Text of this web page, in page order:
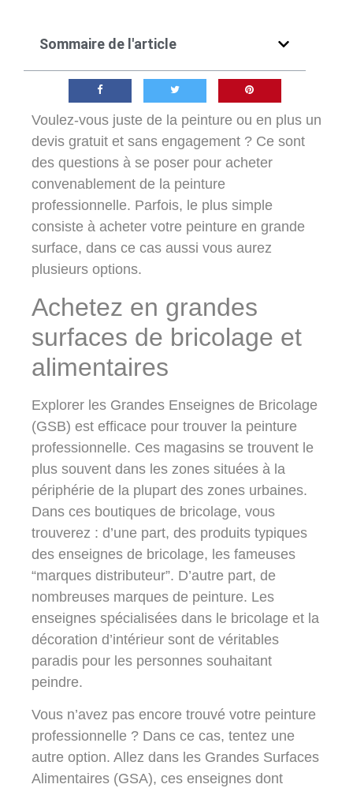
Sommaire de l'article
Voulez-vous juste de la peinture ou en plus un
devis gratuit et sans engagement ? Ce sont
des questions à se poser pour acheter
convenablement de la peinture
professionnelle. Parfois, le plus simple
consiste à acheter votre peinture en grande
surface, dans ce cas aussi vous aurez
plusieurs options.
Achetez en grandes
surfaces de bricolage et
alimentaires
Explorer les Grandes Enseignes de Bricolage
(GSB) est efficace pour trouver la peinture
professionnelle. Ces magasins se trouvent le
plus souvent dans les zones situées à la
périphérie de la plupart des zones urbaines.
Dans ces boutiques de bricolage, vous
trouverez : d’une part, des produits typiques
des enseignes de bricolage, les fameuses
“marques distributeur”. D’autre part, de
nombreuses marques de peinture. Les
enseignes spécialisées dans le bricolage et la
décoration d’intérieur sont de véritables
paradis pour les personnes souhaitant
peindre.
Vous n’avez pas encore trouvé votre peinture
professionnelle ? Dans ce cas, tentez une
autre option. Allez dans les Grandes Surfaces
Alimentaires (GSA), ces enseignes dont